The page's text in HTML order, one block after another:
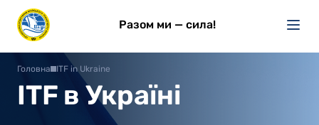
Разом ми — сила!
Головна ITF in Ukraine
ITF в Україні